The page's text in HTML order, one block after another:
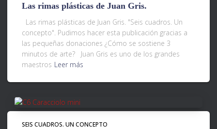
Las rimas plásticas de Juan Gris.
Las rimas plásticas de Juan Gris. "Seis cuadros. Un
concepto". Pudimos hacer esta publicación gracias a
las pequeñas donaciones ¿Cómo se sostiene 3
minutos de arte? Juan Gris es uno de los grandes
maestros Leer más
SEIS CUADROS. UN CONCEPTO